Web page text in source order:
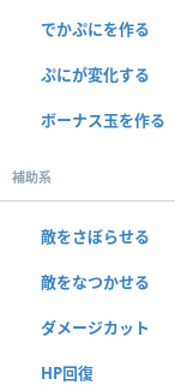
でかぷにを作る
ぷにが変化する
ボーナス玉を作る
補助系
敵をさぼらせる
敵をなつかせる
ダメージカット
HP回復